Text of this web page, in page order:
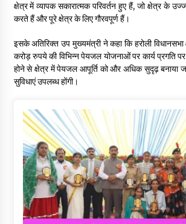
क्षेत्र में व्यापक सकारात्मक परिवर्तन हुए हैं, जो क्षेत्र के
करते हैं और पूरे क्षेत्र के लिए गौरवपूर्ण हैं।
इसके अतिरिक्त उप मुख्यमंत्री ने कहा कि हरोली
करोड़ रुपये की विभिन्न पेयजल योजनाओं पर कार्य प्रगति
होने से क्षेत्र में पेयजल आपूर्ति को और अधिक सुदृढ़ बनाया
सुविधाएं उपलब्ध होंगी।